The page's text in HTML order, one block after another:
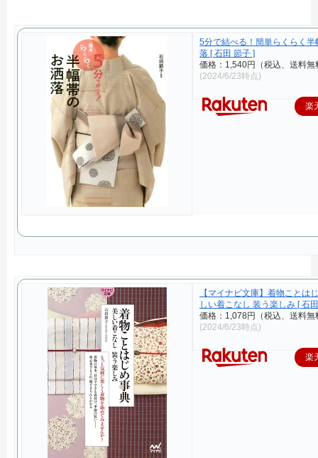
5分で結べる！簡単らくらく半
落 [ 石田 節子 ]
価格：1,540円（税込、送料無
(2024/6/23時点)
楽
【マイナビ文庫】着物ことは
しい着こなし 装う楽しみ [ 石
価格：1,078円（税込、送料無
(2024/6/23時点)
楽